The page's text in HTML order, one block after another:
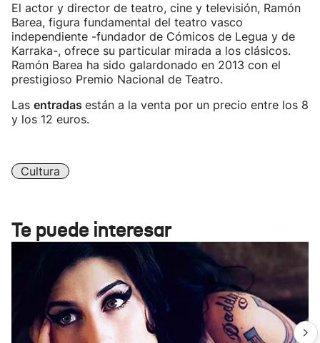
El actor y director de teatro, cine y televisión, Ramón
Barea, figura fundamental del teatro vasco
independiente -fundador de Cómicos de Legua y de
Karraka-, ofrece su particular mirada a los clásicos.
Ramón Barea ha sido galardonado en 2013 con el
prestigioso Premio Nacional de Teatro.
Las entradas están a la venta por un precio entre los 8
y los 12 euros.
Cultura
Te puede interesar